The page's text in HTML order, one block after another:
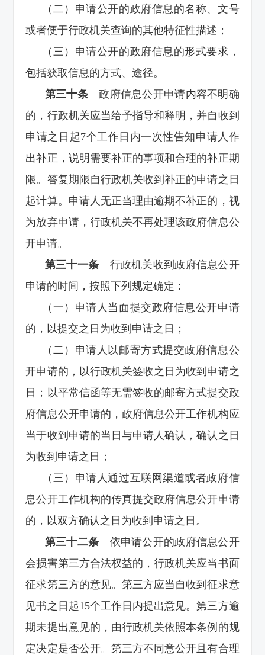
（二）申请公开的政府信息的名称、文号
或者便于行政机关查询的其他特征性描述；
（三）申请公开的政府信息的形式要求，
包括获取信息的方式、途径。
第三十条 政府信息公开申请内容不明确
的，行政机关应当给予指导和释明，并自收到
申请之日起7个工作日内一次性告知申请人作
出补正，说明需要补正的事项和合理的补正期
限。答复期限自行政机关收到补正的申请之日
起计算。申请人无正当理由逾期不补正的，视
为放弃申请，行政机关不再处理该政府信息公
开申请。
第三十一条 行政机关收到政府信息公开
申请的时间，按照下列规定确定：
（一）申请人当面提交政府信息公开申请
的，以提交之日为收到申请之日；
（二）申请人以邮寄方式提交政府信息公
开申请的，以行政机关签收之日为收到申请之
日；以平常信函等无需签收的邮寄方式提交政
府信息公开申请的，政府信息公开工作机构应
当于收到申请的当日与申请人确认，确认之日
为收到申请之日；
（三）申请人通过互联网渠道或者政府信
息公开工作机构的传真提交政府信息公开申请
的，以双方确认之日为收到申请之日。
第三十二条 依申请公开的政府信息公开
会损害第三方合法权益的，行政机关应当书面
征求第三方的意见。第三方应当自收到征求意
见书之日起15个工作日内提出意见。第三方逾
期未提出意见的，由行政机关依照本条例的规
定决定是否公开。第三方不同意公开且有合理